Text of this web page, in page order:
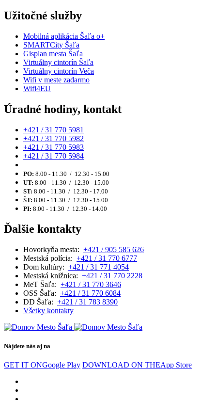
Užitočné služby
Mobilná aplikácia Šaľa o+
SMARTCity Šaľa
Gisplan mesta Šaľa
Virtuálny cintorín Šaľa
Virtuálny cintorín Veča
Wifi v meste zadarmo
Wifi4EU
Úradné hodiny, kontakt
+421 / 31 770 5981
+421 / 31 770 5982
+421 / 31 770 5983
+421 / 31 770 5984
PO: 8.00 - 11.30 / 12.30 - 15.00
UT: 8.00 - 11.30 / 12.30 - 15.00
ST: 8.00 - 11.30 / 12.30 - 17.00
ŠT: 8.00 - 11.30 / 12.30 - 15.00
PI: 8.00 - 11.30 / 12.30 - 14.00
Ďalšie kontakty
Hovorkyňa mesta: +421 / 905 585 626
Mestská polícia: +421 / 31 770 6777
Dom kultúry: +421 / 31 771 4054
Mestská knižnica: +421 / 31 770 2228
MeT Šaľa: +421 / 31 770 3646
OSS Šaľa: +421 / 31 770 6084
DD Šaľa: +421 / 31 783 8390
Všetky kontakty
Nájdete nás aj na
GET IT ONGoogle Play DOWNLOAD ON THEApp Store